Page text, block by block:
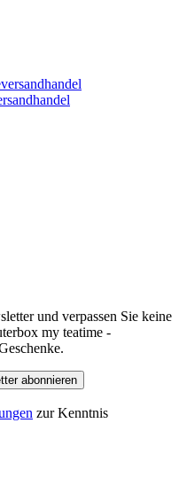
und verpassen Sie keine
my teatime -
abonnieren
zur Kenntnis